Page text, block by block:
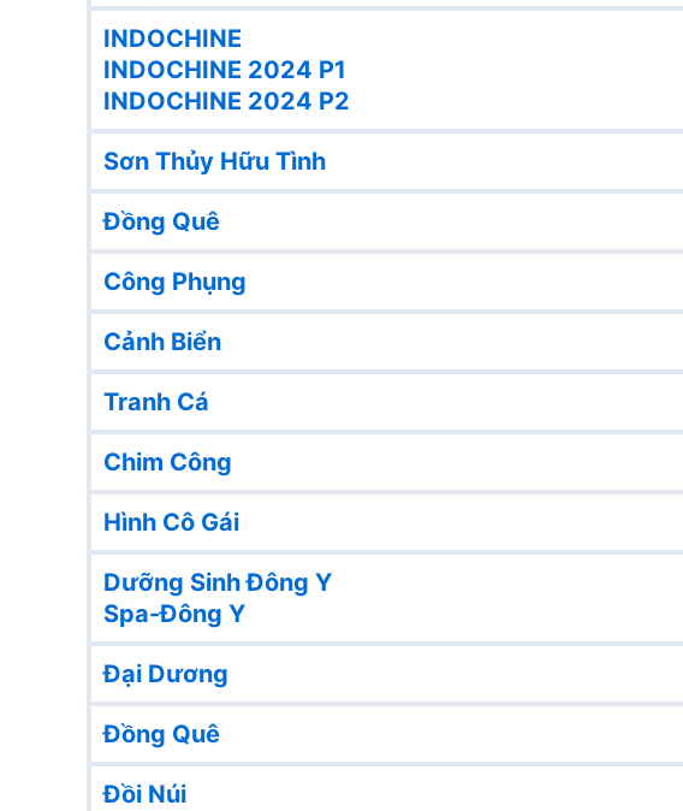
INDOCHINE
INDOCHINE 2024 P1
INDOCHINE 2024 P2
Sơn Thủy Hữu Tình
Đồng Quê
Công Phụng
Cảnh Biển
Tranh Cá
Chim Công
Hình Cô Gái
Dưỡng Sinh Đông Y
Spa-Đông Y
Đại Dương
Đồng Quê
Đồi Núi